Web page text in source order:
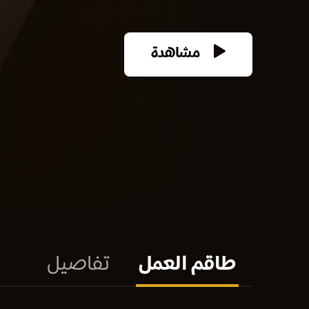
مشاهدة
طاقم العمل تفاصيل